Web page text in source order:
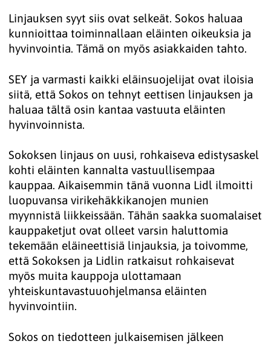
Linjauksen syyt siis ovat selkeät. Sokos haluaa
kunnioittaa toiminnallaan eläinten oikeuksia ja
hyvinvointia. Tämä on myös asiakkaiden tahto.
SEY ja varmasti kaikki eläinsuojelijat ovat iloisia
siitä, että Sokos on tehnyt eettisen linjauksen ja
haluaa tältä osin kantaa vastuuta eläinten
hyvinvoinnista.
Sokoksen linjaus on uusi, rohkaiseva edistysaskel
kohti eläinten kannalta vastuullisempaa
kauppaa. Aikaisemmin tänä vuonna Lidl ilmoitti
luopuvansa virikehäkkikanojen munien
myynnistä liikkeissään. Tähän saakka suomalaiset
kauppaketjut ovat olleet varsin haluttomia
tekemään eläineettisiä linjauksia, ja toivomme,
että Sokoksen ja Lidlin ratkaisut rohkaisevat
myös muita kauppoja ulottamaan
yhteiskuntavastuuohjelmansa eläinten
hyvinvointiin.
Sokos on tiedotteen julkaisemisen jälkeen